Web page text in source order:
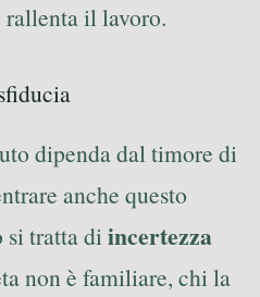
il lavoro.
dipenda dal timore di
anche questo
si tratta diincertezza
non è familiare, chi la